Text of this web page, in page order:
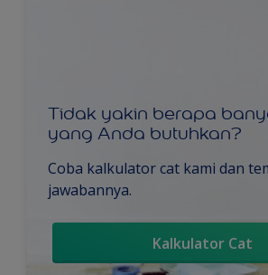
Tidak yakin berapa
yang Anda butuhkan?
Coba kalkulator cat kami dan
jawabannya.
Kalkulator Cat